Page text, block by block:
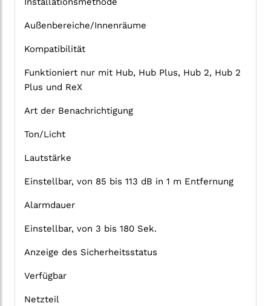
Außenbereiche/Innenräume
Kompatibilität
Funktioniert nur mit Hub, Hub Plus, Hub 2, Hub 2
Plus und ReX
Art der Benachrichtigung
Ton/Licht
Lautstärke
Einstellbar, von 85 bis 113 dB in 1 m Entfernung
Alarmdauer
Einstellbar, von 3 bis 180 Sek.
Anzeige des Sicherheitsstatus
Verfügbar
Netzteil